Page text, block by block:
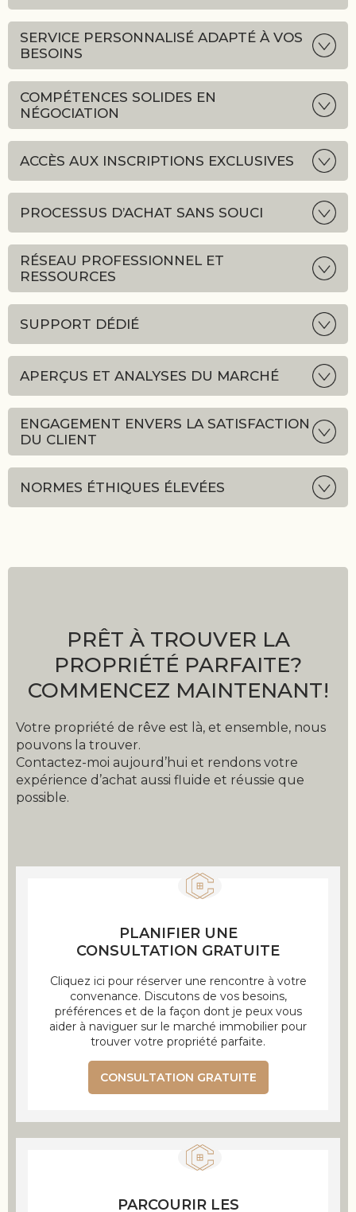
SERVICE PERSONNALISÉ ADAPTÉ À VOS
BESOINS
COMPÉTENCES SOLIDES EN
NÉGOCIATION
ACCÈS AUX INSCRIPTIONS EXCLUSIVES
PROCESSUS D’ACHAT SANS SOUCI
RÉSEAU PROFESSIONNEL ET
RESSOURCES
SUPPORT DÉDIÉ
APERÇUS ET ANALYSES DU MARCHÉ
ENGAGEMENT ENVERS LA SATISFACTION
DU CLIENT
NORMES ÉTHIQUES ÉLEVÉES
PRÊT À TROUVER LA
PROPRIÉTÉ PARFAITE?
COMMENCEZ MAINTENANT!
Votre propriété de rêve est là, et ensemble, nous
pouvons la trouver.
Contactez-moi aujourd’hui et rendons votre
expérience d’achat aussi fluide et réussie que
possible.
PLANIFIER UNE
CONSULTATION GRATUITE
Cliquez ici pour réserver une rencontre à votre
convenance. Discutons de vos besoins,
préférences et de la façon dont je peux vous
aider à naviguer sur le marché immobilier pour
trouver votre propriété parfaite.
CONSULTATION GRATUITE
PARCOURIR LES